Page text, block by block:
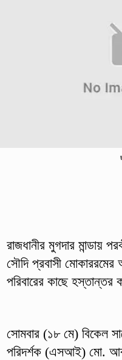
রাজধানীর মুগদার মান্ডায়
সৌদি প্রবাসী
পরিবারের কাছে হস্তান্তর
সোমবার (১৮ মে) বিকেল
পরিদর্শক (এসআই) মো. আবু